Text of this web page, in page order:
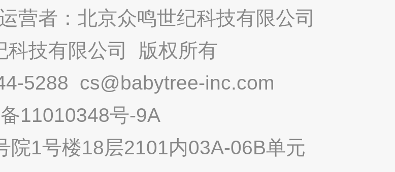
营者：北京众鸣世纪科技有限公司
科技有限公司 版权所有
5288 cs@babytree-inc.com
11010348号-9A
院1号楼18层2101内03A-06B单元